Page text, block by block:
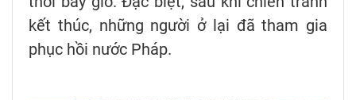
kết thúc, những người ở lại đã tham gia
phục hồi nước Pháp.